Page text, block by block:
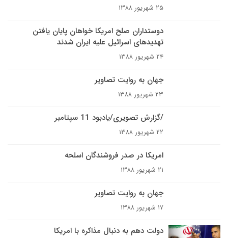
۲۵ شهریور ۱۳۸۸
دوستداران صلح امريکا خواهان پایان یافتن
تهدیدهای اسرائيل عليه ايران شدند
۲۴ شهریور ۱۳۸۸
جهان به روایت تصاویر
۲۳ شهریور ۱۳۸۸
/گزارش تصویری/یادبود 11 سپتامبر
۲۲ شهریور ۱۳۸۸
امريکا در صدر فروشندگان اسلحه
۲۱ شهریور ۱۳۸۸
جهان به روایت تصاویر
۱۷ شهریور ۱۳۸۸
دولت دهم به دنبال مذاکره با امریکا